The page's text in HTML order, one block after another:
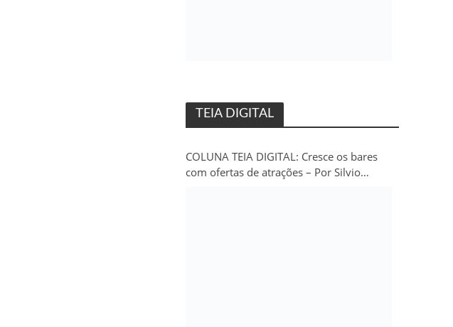
TEIA DIGITAL
COLUNA TEIA DIGITAL: Cresce os bares
com ofertas de atrações – Por Silvio